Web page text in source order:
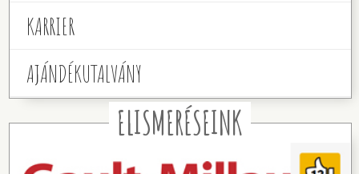
KARRIER
AJÁNDÉKUTALVÁNY
ELISMERÉSEINK